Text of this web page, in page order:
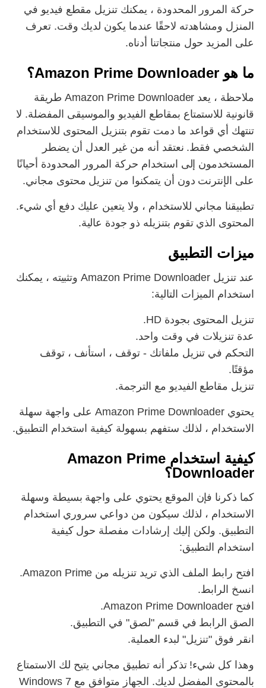
حركة المرور المحدودة ، يمكنك تنزيل مقطع فيديو في
المنزل ومشاهدته لاحقًا عندما يكون لديك وقت. تعرف
على المزيد حول منتجاتنا أدناه.
ما هو Amazon Prime Downloader؟
ملاحظة ، يعد Amazon Prime Downloader طريقة
قانونية للاستمتاع بمقاطع الفيديو والموسيقى المفضلة. لا
تنتهك أي قواعد ما دمت تقوم بتنزيل المحتوى للاستخدام
الشخصي فقط. نعتقد أنه من غير العدل أن يضطر
المستخدمون إلى استخدام حركة المرور المحدودة أحيانًا
على الإنترنت دون أن يتمكنوا من تنزيل محتوى مجاني.
تطبيقنا مجاني للاستخدام ، ولا يتعين عليك دفع أي شيء.
المحتوى الذي تقوم بتنزيله ذو جودة عالية.
ميزات التطبيق
عند تنزيل Amazon Prime Downloader وتثبيته ، يمكنك
استخدام الميزات التالية:
تنزيل المحتوى بجودة HD.
عدة تنزيلات في وقت واحد.
التحكم في تنزيل ملفاتك - توقف ، استأنف ، توقف
مؤقتًا.
تنزيل مقاطع الفيديو مع الترجمة.
يحتوي Amazon Prime Downloader على واجهة سهلة
الاستخدام ، لذلك ستفهم بسهولة كيفية استخدام التطبيق.
كيفية استخدام Amazon Prime
Downloader؟
كما ذكرنا فإن الموقع يحتوي على واجهة بسيطة وسهلة
الاستخدام ، لذلك سيكون من دواعي سروري استخدام
التطبيق. ولكن إليك إرشادات مفصلة حول كيفية
استخدام التطبيق:
افتح رابط الملف الذي تريد تنزيله من Amazon Prime.
انسخ الرابط.
افتح Amazon Prime Downloader.
الصق الرابط في قسم "لصق" في التطبيق.
انقر فوق "تنزيل" لبدء العملية.
وهذا كل شيء! تذكر أنه تطبيق مجاني يتيح لك الاستمتاع
بالمحتوى المفضل لديك. الجهاز متوافق مع Windows 7